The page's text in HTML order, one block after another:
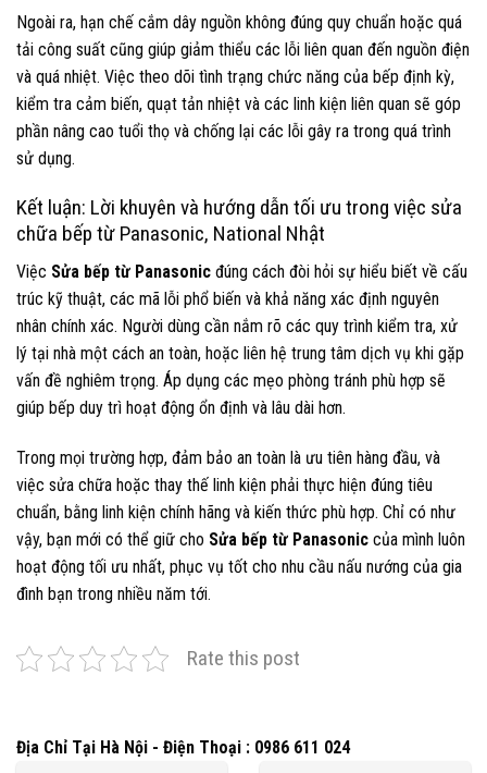
Ngoài ra, hạn chế cắm dây nguồn không đúng quy chuẩn hoặc quá
tải công suất cũng giúp giảm thiểu các lỗi liên quan đến nguồn điện
và quá nhiệt. Việc theo dõi tình trạng chức năng của bếp định kỳ,
kiểm tra cảm biến, quạt tản nhiệt và các linh kiện liên quan sẽ góp
phần nâng cao tuổi thọ và chống lại các lỗi gây ra trong quá trình
sử dụng.
Kết luận: Lời khuyên và hướng dẫn tối ưu trong việc sửa
chữa bếp từ Panasonic, National Nhật
Việc Sửa bếp từ Panasonic đúng cách đòi hỏi sự hiểu biết về cấu
trúc kỹ thuật, các mã lỗi phổ biến và khả năng xác định nguyên
nhân chính xác. Người dùng cần nắm rõ các quy trình kiểm tra, xử
lý tại nhà một cách an toàn, hoặc liên hệ trung tâm dịch vụ khi gặp
vấn đề nghiêm trọng. Áp dụng các mẹo phòng tránh phù hợp sẽ
giúp bếp duy trì hoạt động ổn định và lâu dài hơn.
Trong mọi trường hợp, đảm bảo an toàn là ưu tiên hàng đầu, và
việc sửa chữa hoặc thay thế linh kiện phải thực hiện đúng tiêu
chuẩn, bằng linh kiện chính hãng và kiến thức phù hợp. Chỉ có như
vậy, bạn mới có thể giữ cho Sửa bếp từ Panasonic của mình luôn
hoạt động tối ưu nhất, phục vụ tốt cho nhu cầu nấu nướng của gia
đình bạn trong nhiều năm tới.
Rate this post
Địa Chỉ Tại Hà Nội - Điện Thoại : 0986 611 024